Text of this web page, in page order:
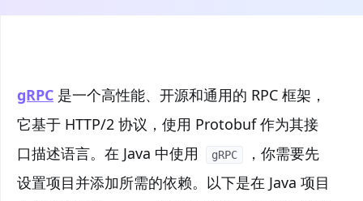
gRPC 是一个高性能、开源和通用的 RPC 框架，
它基于 HTTP/2 协议，使用 Protobuf 作为其接
口描述语言。在 Java 中使用
gRPC
，你需要先
设置项目并添加所需的依赖。以下是在 Java 项目